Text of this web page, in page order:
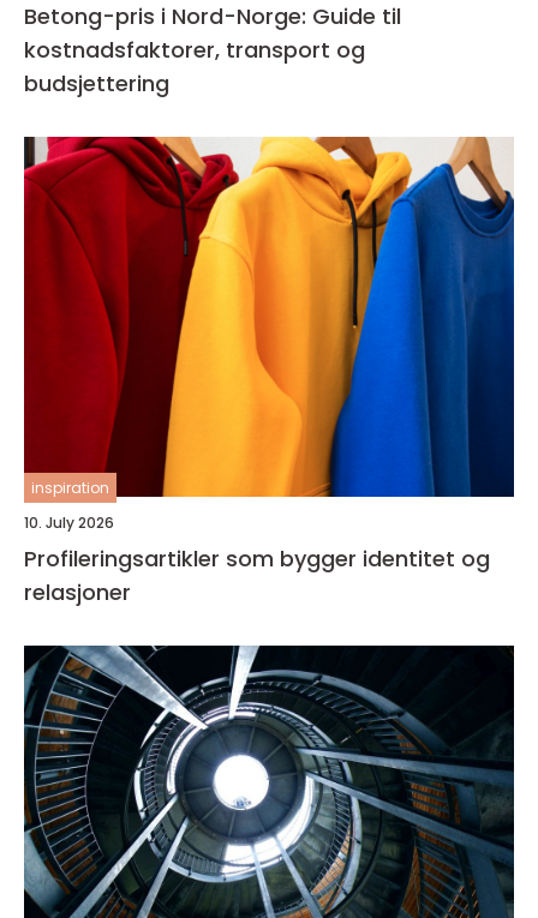
Betong-pris i Nord-Norge: Guide til
kostnadsfaktorer, transport og
budsjettering
inspiration
10. July 2026
Profileringsartikler som bygger identitet og
relasjoner